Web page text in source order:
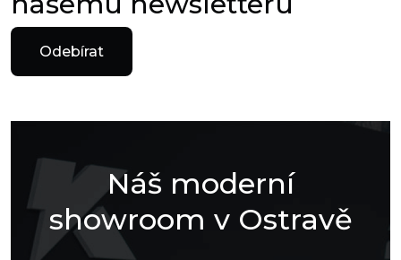
Odebírat
Náš moderní
showroom v Ostravě